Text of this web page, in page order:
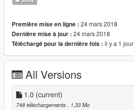
Première mise en ligne : 24 mars 2018
Dernière mise à jour : 24 mars 2018
Téléchargé pour la dernière fois : il y a 1 jour
All Versions
1.0 (current)
748 téléchargements
, 1,33 Mo